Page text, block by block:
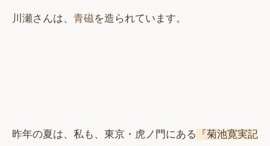
川瀬さんは、 青磁を造られています。
昨年の夏は、私も、東京・虎ノ門にある
『菊池寛実記